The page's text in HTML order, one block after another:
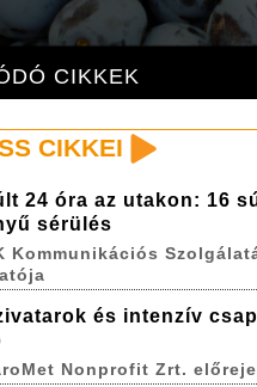
CIKKEK
CIKKEI
24 óra az utakon: 16
sérülés
Kommunikációs
és intenzív
Nonprofit Zrt.